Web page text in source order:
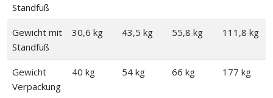
Standfuß
Gewicht mit
Standfuß
30,6 kg 43,5 kg 55,8 kg 111,8 kg
Gewicht
Verpackung
40 kg 54 kg 66 kg 177 kg